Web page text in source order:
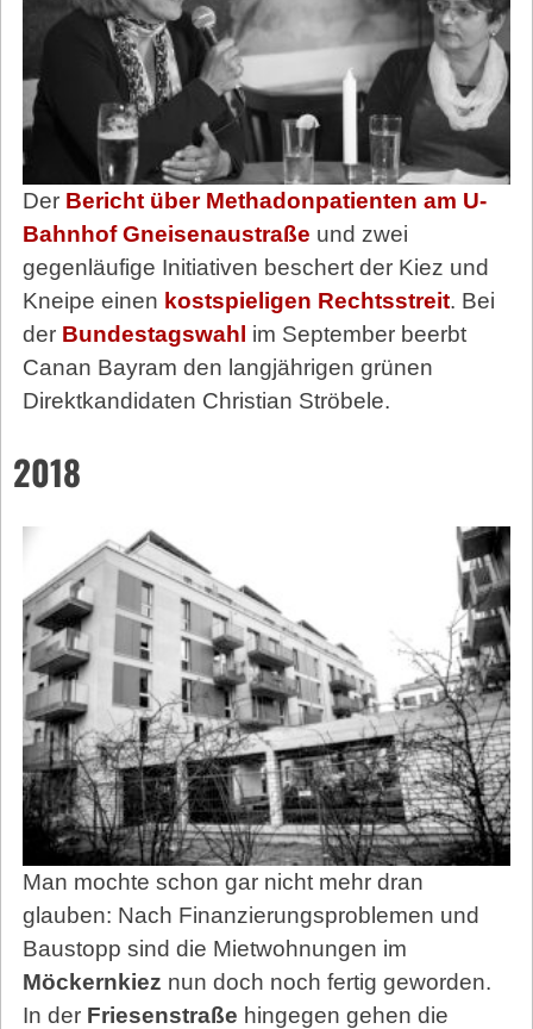
Der Bericht über Methadonpatienten am U-
Bahnhof Gneisenaustraße und zwei
gegenläufige Initiativen beschert der Kiez und
Kneipe einen kostspieligen Rechtsstreit. Bei
der Bundestagswahl im September beerbt
Canan Bayram den langjährigen grünen
Direktkandidaten Christian Ströbele.
2018
Man mochte schon gar nicht mehr dran
glauben: Nach Finanzierungsproblemen und
Baustopp sind die Mietwohnungen im
Möckernkiez nun doch noch fertig geworden.
In der Friesenstraße hingegen gehen die